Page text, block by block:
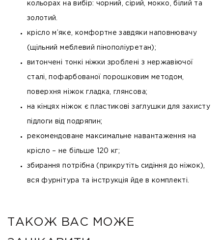
кольорах на вибір: чорний, сірий, мокко, білий та
золотий.
крісло м’яке, комфортне завдяки наповнювачу
(щільний меблевий пінополіуретан);
витончені тонкі ніжки зроблені з нержавіючої
сталі, пофарбованої порошковим методом,
поверхня ніжок гладка, глянсова;
на кінцях ніжок є пластикові заглушки для захисту
підлоги від подряпин;
рекомендоване максимальне навантаження на
крісло – не більше 120 кг;
збирання потрібна (прикрутіть сидіння до ніжок),
вся фурнітура та інструкція йде в комплекті.
ТАКОЖ ВАС МОЖЕ